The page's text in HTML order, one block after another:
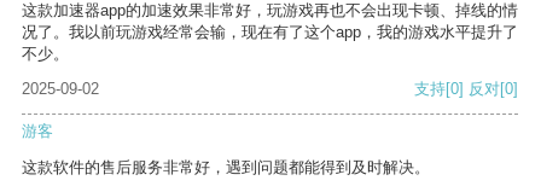
这款加速器app的加速效果非常好，玩游戏再也不会出现卡顿、掉线的情
况了。我以前玩游戏经常会输，现在有了这个app，我的游戏水平提升了
不少。
2025-09-02
支持[0] 反对[0]
游客
这款软件的售后服务非常好，遇到问题都能得到及时解决。